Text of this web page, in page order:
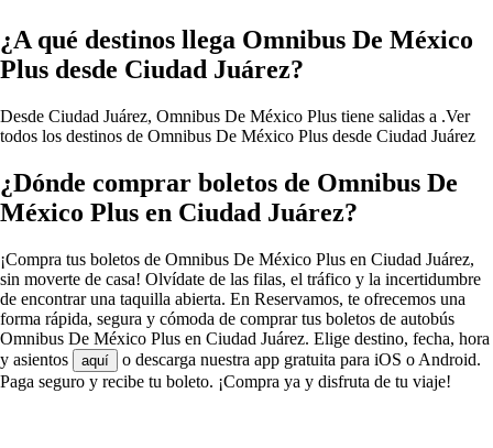
¿A qué destinos llega Omnibus De México
Plus desde Ciudad Juárez?
Desde Ciudad Juárez, Omnibus De México Plus tiene salidas a .Ver
todos los destinos de Omnibus De México Plus desde Ciudad Juárez
¿Dónde comprar boletos de Omnibus De
México Plus en Ciudad Juárez?
¡Compra tus boletos de Omnibus De México Plus en Ciudad Juárez,
sin moverte de casa! Olvídate de las filas, el tráfico y la incertidumbre
de encontrar una taquilla abierta. En Reservamos, te ofrecemos una
forma rápida, segura y cómoda de comprar tus boletos de autobús
Omnibus De México Plus en Ciudad Juárez. Elige destino, fecha, hora
y asientos
aquí
o descarga nuestra app gratuita para iOS o Android.
Paga seguro y recibe tu boleto. ¡Compra ya y disfruta de tu viaje!